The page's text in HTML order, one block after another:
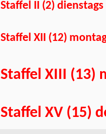
Staffel II (2)
Staffel XII (12)
Staffel XIII (13)
Staffel XV (15)